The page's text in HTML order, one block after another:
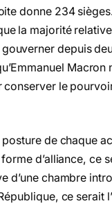
donne 234
la majorité
depuis
Macron
conserver le
posture de chaque
d’alliance, ce
d’une chambre
ce serait